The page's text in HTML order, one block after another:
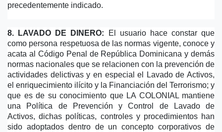
precedentemente indicado.
8. LAVADO DE DINERO: El usuario hace constar que
como persona respetuosa de las normas vigente, conoce y
acata al Código Penal de República Dominicana y demás
normas nacionales que se relacionen con la prevención de
actividades delictivas y en especial el Lavado de Activos,
el enriquecimiento ilícito y la Financiación del Terrorismo; y
que es de su conocimiento que LA COLONIAL mantiene
una Política de Prevención y Control de Lavado de
Activos, dichas políticas, controles y procedimientos han
sido adoptados dentro de un concepto corporativos de